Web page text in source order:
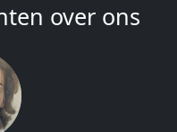
over ons